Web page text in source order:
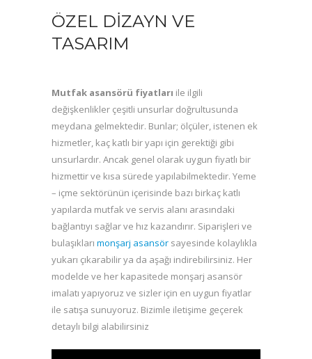
ÖZEL DIZAYN VE
TASARIM
Mutfak asansörü fiyatları ile ilgili
değişkenlikler çeşitli unsurlar doğrultusunda
meydana gelmektedir. Bunlar; ölçüler, istenen ek
hizmetler, kaç katlı bir yapı için gerektiği gibi
unsurlardır. Ancak genel olarak uygun fiyatlı bir
hizmettir ve kısa sürede yapılabilmektedir. Yeme
– içme sektörünün içerisinde bazı birkaç katlı
yapılarda mutfak ve servis alanı arasındaki
bağlantıyı sağlar ve hız kazandırır. Siparişleri ve
bulaşıkları monşarj asansör sayesinde kolaylıkla
yukarı çıkarabilir ya da aşağı indirebilirsiniz. Her
modelde ve her kapasitede monşarj asansör
imalatı yapıyoruz ve sizler için en uygun fiyatlar
ile satışa sunuyoruz. Bizimle iletişime geçerek
detaylı bilgi alabilirsiniz